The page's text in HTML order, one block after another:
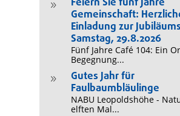
9
Gemeinschaft:
Einladung zur
Samstag, 29.8.2026
Fünf Jahre Café 104: Ein
Begegnung...
9
Gutes Jahr für
Faulbaumbläulinge
NABU Leopoldshöhe -
elften Mal...